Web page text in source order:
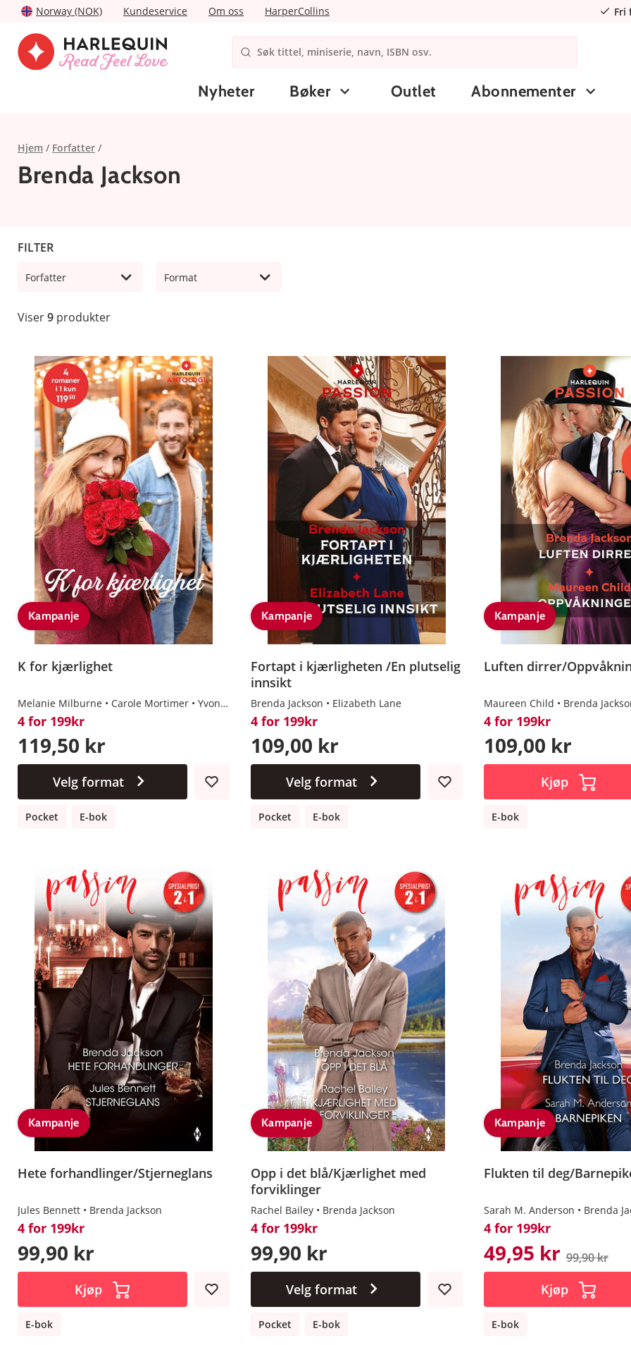
Norway (NOK) Kundeservice Om oss HarperCollins Fri
Nyheter Bøker Outlet Abonnementer
Hjem Forfatter
Brenda Jackson
FILTER
Forfatter Format
Viser9 produkter
Kampanje
K for kjærlighet
Melanie Milburne Carole Mortimer Yvonne Lindsay Brenda Jackson
4 for 199kr
119,50 kr
Velg format
Pocket E-bok
Kampanje
Fortapt i kjærligheten /En plutselig
innsikt
Brenda Jackson Elizabeth Lane
4 for 199kr
109,00 kr
Velg format
Pocket E-bok
Kampanje
Luften dirrer/
Maureen Child Brenda
4 for 199kr
109,00 kr
Kjøp
E-bok
Kampanje
Hete forhandlinger/Stjerneglans
Jules Bennett Brenda Jackson
4 for 199kr
99,90 kr
Kjøp
E-bok
Kampanje
Opp i det blå/Kjærlighet med
forviklinger
Rachel Bailey Brenda Jackson
4 for 199kr
99,90 kr
Velg format
Pocket E-bok
Kampanje
Flukten til deg/
Sarah M. Anderson Brenda
4 for 199kr
49,95 kr 99,90 kr
Kjøp
E-bok